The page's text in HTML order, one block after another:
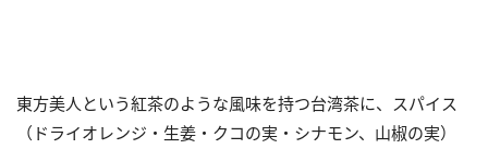
東方美人という紅茶のような風味を持つ台湾茶に、スパイス
（ドライオレンジ・生姜・クコの実・シナモン、山椒の実）